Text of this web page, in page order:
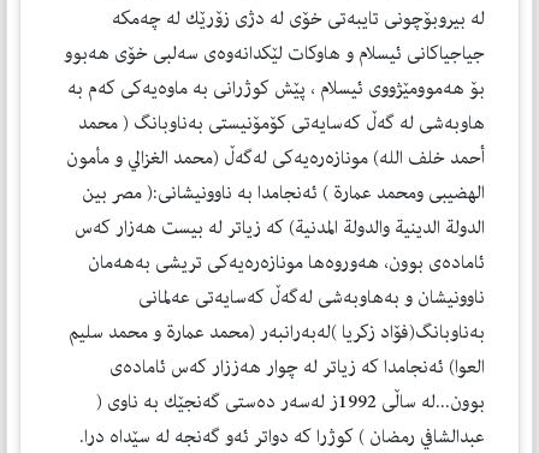
له‌ بیروبۆچونی تایبه‌تی خۆی له‌ دژی زۆرێك له‌ چه‌مكه‌
جیاجیاكانی ئیسلام و هاوكات لێكدانه‌وه‌ی سه‌لبی خۆی هه‌بوو
بۆ هه‌موومێژووی ئیسلام ، پێش كوژرانی به‌ ماوه‌یه‌كی كه‌م به‌
هاوبه‌شی له‌ گه‌ڵ كه‌سایه‌تی كۆمۆنیستی به‌ناوبانگ ( محمد
أحمد خلف الله) مونازه‌ره‌یه‌كی له‌گه‌ڵ (محمد الغزالي و مأمون
الهضیبی ومحمد عمارة ) ئه‌نجامدا به‌ ناوونیشانی:( مصر بین
الدولة الدینیة والدولة المدنیة) كه‌ زیاتر له‌ بیست هه‌زار كه‌س
ئاماده‌ی بوون، هه‌وروه‌ها مونازه‌ره‌یه‌كی تریشی به‌هه‌مان
ناوونیشان و به‌هاوبه‌شی له‌گه‌ڵ كه‌سایه‌تی عه‌لمانی
به‌ناوبانگ(فۆاد زكریا )له‌به‌رانبه‌ر (محمد عمارة و محمد سلیم
العوا) ئه‌نجامدا كه‌ زیاتر له‌ چوار هه‌ززار كه‌س ئاماده‌ی
بوون...له‌ ساڵی 1992ز له‌سه‌ر ده‌ستی گه‌نجێك به‌ ناوی (
عبدالشافي رمضان ) كوژرا كه‌ دواتر ئه‌و گه‌نجه‌ له‌ سێداه‌ درا.